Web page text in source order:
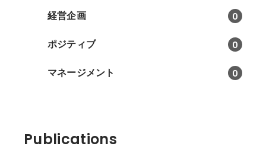
経営企画 0
ポジティブ 0
マネージメント 0
Publications